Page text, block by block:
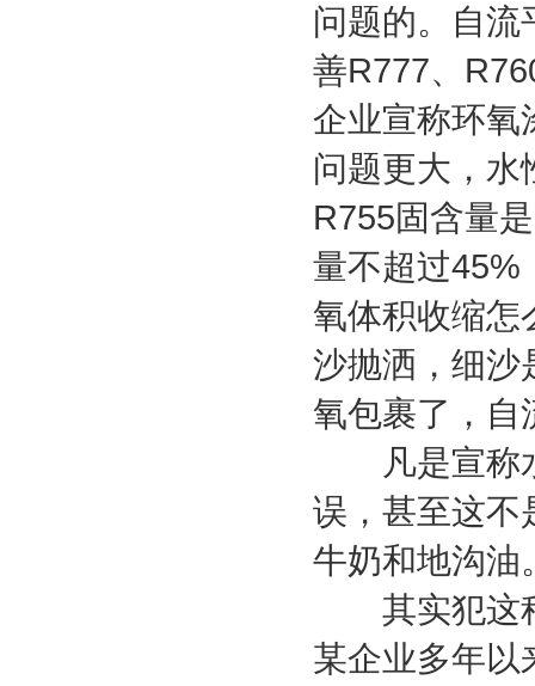
问题的。自流
善R777、
企业宣称环氧
问题更大，水
R755固含量
量不超过45%
氧体积收缩怎
沙抛洒，细沙
氧包裹了，自
凡是宣称水
误，甚至这不
牛奶和地沟油
其实犯这种
某企业多年以